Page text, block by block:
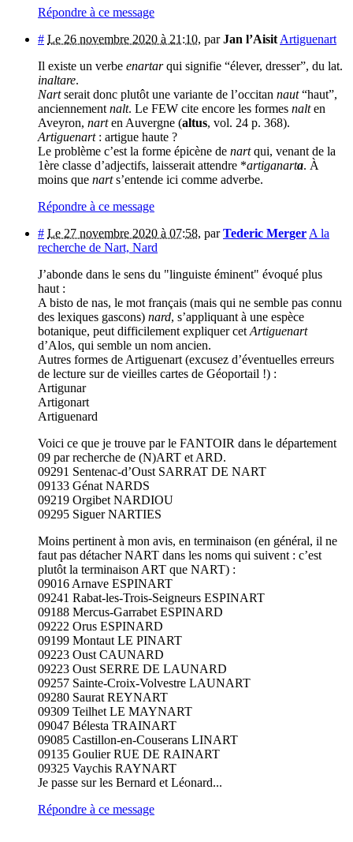
Répondre à ce message
# Le 26 novembre 2020 à 21:10, parJan l’Aisit Artiguenart
Il existe un verbe enartarqui signifie “élever, dresser”, du lat.
inaltare.
Nartserait donc plutôt une variante de l’occitan naut“haut”,
anciennement nalt. Le FEW cite encore les formes nalten
Aveyron, narten Auvergne (altus, vol. 24 p. 368).
Artiguenart: artigue haute ?
Le problème c’est la forme épicène de nartqui, venant de la
1ère classe d’adjectifs, laisserait attendre *artiganarta. À
moins que narts’entende ici comme adverbe.
Répondre à ce message
# Le 27 novembre 2020 à 07:58, parTederic Merger A la
recherche de Nart, Nard
J’abonde dans le sens du "linguiste éminent" évoqué plus
haut :
A bisto de nas, le mot français (mais qui ne semble pas connu
des lexiques gascons) nard, s’appliquant à une espèce
botanique, peut difficilement expliquer cet Artiguenart
d’Alos, qui semble un nom ancien.
Autres formes de Artiguenart (excusez d’éventuelles erreurs
de lecture sur de vieilles cartes de Géoportail !) :
Artigunar
Artigonart
Artiguenard
Voici ce que je trouve par le FANTOIR dans le département
09 par recherche de (N)ART et ARD.
09291 Sentenac-d’Oust SARRAT DE NART
09133 Génat NARDS
09219 Orgibet NARDIOU
09295 Siguer NARTIES
Moins pertinent à mon avis, en terminaison (en général, il ne
faut pas détacher NART dans les noms qui suivent : c’est
plutôt la terminaison ART que NART) :
09016 Arnave ESPINART
09241 Rabat-les-Trois-Seigneurs ESPINART
09188 Mercus-Garrabet ESPINARD
09222 Orus ESPINARD
09199 Montaut LE PINART
09223 Oust CAUNARD
09223 Oust SERRE DE LAUNARD
09257 Sainte-Croix-Volvestre LAUNART
09280 Saurat REYNART
09309 Teilhet LE MAYNART
09047 Bélesta TRAINART
09085 Castillon-en-Couserans LINART
09135 Goulier RUE DE RAINART
09325 Vaychis RAYNART
Je passe sur les Bernard et Léonard...
Répondre à ce message